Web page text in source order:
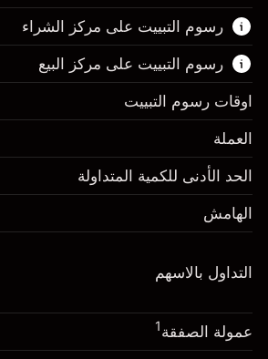
هذا السوق المالي متاح للتداول من
الفروقات.
اعرف المزيد عن:
عقود الفروقات
رسوم التبييت على مركز الشراء
الهامش. استثمارك
المال من الرافعة المالية ~
الذهاب إلى المنصة
رسوم التبييت على مركز البيع
الهامش. استثمارك
المال من الرافعة المالية ~$1,000.00
اوقات رسوم التبييت
العملة
الحد الأدنى للكمية المتداولة
الهامش
التداول بالاسهم
عمولة الصفقة1